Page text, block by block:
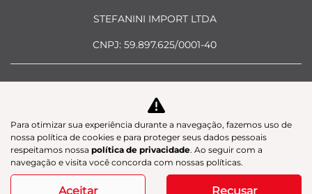
STEFANINI IMPORT LTDA
CNPJ: 59.897.625/0001-40
Desacelere. Seu bem maior é a
vida.
Para otimizar sua experiência durante a navegação, fazemos uso de
nossa política de cookies e para proteger seus dados pessoais
respeitamos nossa política de privacidade. Ao seguir com a
navegação e visita você concorda com nossas políticas.
Aceitar Recusar